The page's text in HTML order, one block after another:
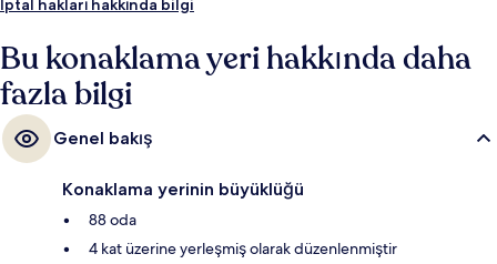
İptal hakları hakkında bilgi
Bu konaklama yeri hakkında daha
fazla bilgi
Genel bakış
Konaklama yerinin büyüklüğü
88 oda
4 kat üzerine yerleşmiş olarak düzenlenmiştir